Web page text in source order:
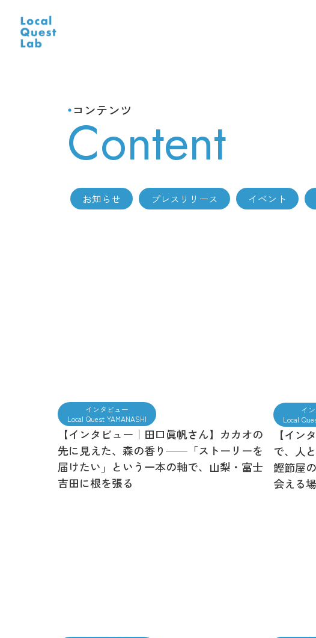
fiber_manual_record コンテンツ
Content
お知らせ プレスリリース イベント
インタビュー
Local Quest YAMANASHI
【インタビュー｜田口眞帆さん】カカオの
先に見えた、森の香り——「ストーリーを
届けたい」という一本の軸で、山梨・富士
吉田に根を張る
イ
Local
【イン
で、人
鰹節屋
会える場